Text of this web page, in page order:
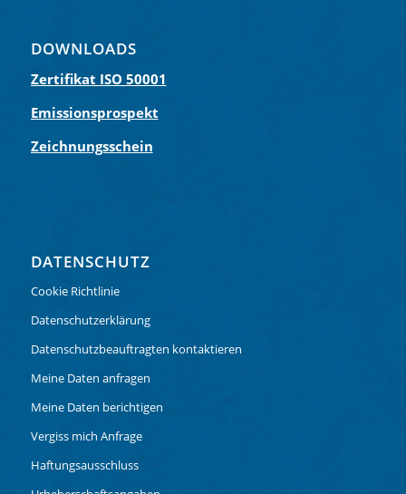
DOWNLOADS
Zertifikat ISO 50001
Emissionsprospekt
Zeichnungsschein
DATENSCHUTZ
Cookie Richtlinie
Datenschutzerklärung
Datenschutzbeauftragten kontaktieren
Meine Daten anfragen
Meine Daten berichtigen
Vergiss mich Anfrage
Haftungsausschluss